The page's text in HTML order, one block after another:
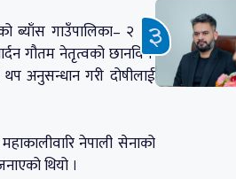
ब्याँस गाउँपालिका– २ का
गौतम नेतृत्वको छानविन
अनुसन्धान गरी दोषीलाई
नेपाली सेनाको
थियो ।